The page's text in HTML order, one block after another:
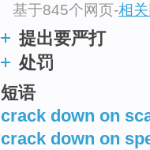
基于845个网页-相
提出要严打
处罚
短语
crack down on
crack down on